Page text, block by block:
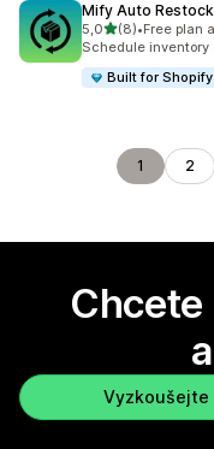
Mify Auto
5,0z 5 hvězd
(8)
Celkový počet
•Free plan
Schedule inventory
Built for Shopify
1 2
Chcete
Vyzkoušejte